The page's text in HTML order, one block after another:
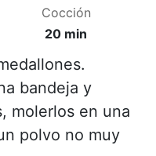
Cocción
20 min
bandeja y
molerlos en una
polvo no muy